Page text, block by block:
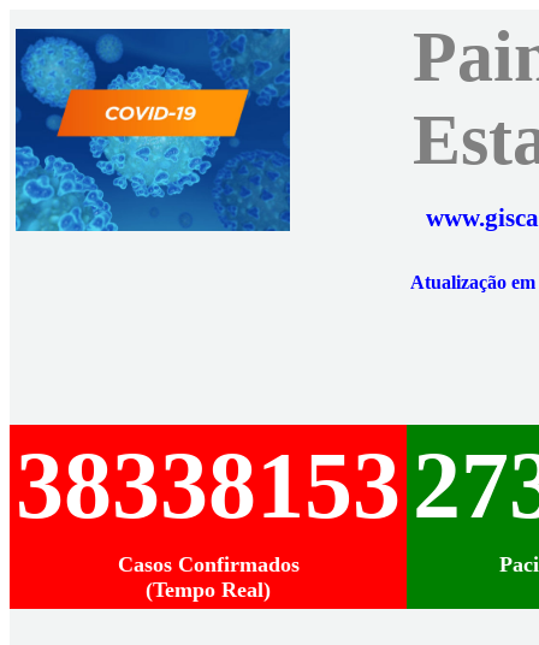
Atualização
38338153
Casos Confirmados
(Tempo Real)